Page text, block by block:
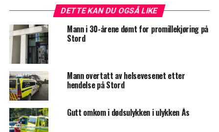
DETTE KAN DU OGSÅ LIKE
Mann i 30-årene dømt for promillekjøring på
Stord
Mann overtatt av helsevesenet etter
hendelse på Stord
Gutt omkom i dødsulykken i ulykken Ås